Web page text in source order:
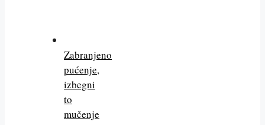
Zabranjeno
pućenje,
izbegni
to
mučenje